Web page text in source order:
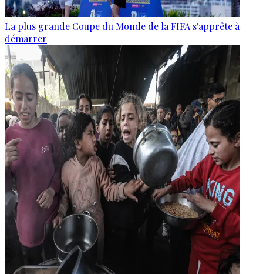
La plus grande Coupe du Monde de la FIFA s'apprête à
démarrer